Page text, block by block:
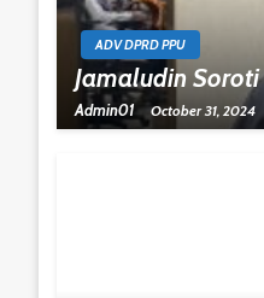
ADV DPRD PPU
Jamaludin
Admin01 October 31, 2024